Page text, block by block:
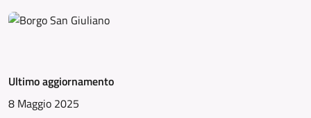
Ultimo aggiornamento
8 Maggio 2025